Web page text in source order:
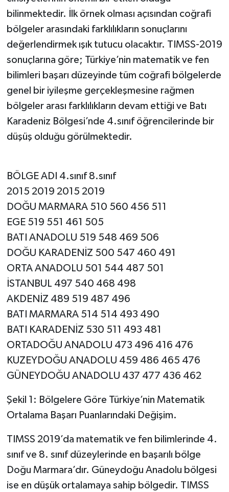
bilinmektedir. İlk örnek olması açısından coğrafi
bölgeler arasındaki farklılıkların sonuçlarını
değerlendirmek ışık tutucu olacaktır. TIMSS-2019
sonuçlarına göre; Türkiye’nin matematik ve fen
bilimleri başarı düzeyinde tüm coğrafi bölgelerde
genel bir iyileşme gerçekleşmesine rağmen
bölgeler arası farklılıkların devam ettiği ve Batı
Karadeniz Bölgesi’nde 4.sınıf öğrencilerinde bir
düşüş olduğu görülmektedir.
BÖLGE ADI 4.sınıf 8.sınıf
2015 2019 2015 2019
DOĞU MARMARA 510 560 456 511
EGE 519 551 461 505
BATI ANADOLU 519 548 469 506
DOĞU KARADENİZ 500 547 460 491
ORTA ANADOLU 501 544 487 501
İSTANBUL 497 540 468 498
AKDENİZ 489 519 487 496
BATI MARMARA 514 514 493 490
BATI KARADENİZ 530 511 493 481
ORTADOĞU ANADOLU 473 496 416 476
KUZEYDOĞU ANADOLU 459 486 465 476
GÜNEYDOĞU ANADOLU 437 477 436 462
Şekil 1: Bölgelere Göre Türkiye’nin Matematik
Ortalama Başarı Puanlarındaki Değişim.
TIMSS 2019’da matematik ve fen bilimlerinde 4.
sınıf ve 8. sınıf düzeylerinde en başarılı bölge
Doğu Marmara’dır. Güneydoğu Anadolu bölgesi
ise en düşük ortalamaya sahip bölgedir. TIMSS